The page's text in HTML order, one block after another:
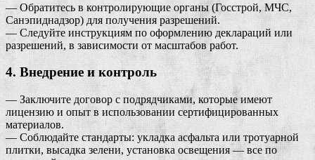
— Обратитесь в контролирующие органы (Госстрой, МЧС,
Санэпиднадзор) для получения разрешений.
— Следуйте инструкциям по оформлению деклараций или
разрешений, в зависимости от масштабов работ.
4. Внедрение и контроль
— Заключите договор с подрядчиками, которые имеют
лицензию и опыт в использовании сертифицированных
материалов.
— Соблюдайте стандарты: укладка асфальта или тротуарной
плитки, высадка зелени, установка освещения — все по